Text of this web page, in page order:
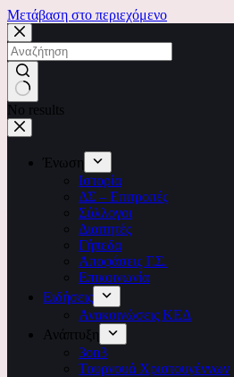
Μετάβαση στο περιεχόμενο
No results
Ένωση
Ιστορία
ΔΣ – Επιτροπές
Σύλλογοι
Διαιτητές
Γήπεδα
Αποφάσεις Γ.Σ.
Επικοινωνία
Ειδήσεις
Ανακοινώσεις ΚΕΔ
Ανάπτυξη
3on3
Τουρνουά Χριστουγέννων